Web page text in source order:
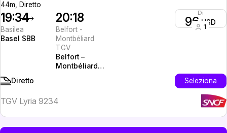
44m, Diretto
19:34
Basilea
Basel SBB
20:18
Belfort -
Montbéliard
TGV
Belfort –
Montbéliard
Di
96 USD
1
Diretto Seleziona
TGV Lyria 9234